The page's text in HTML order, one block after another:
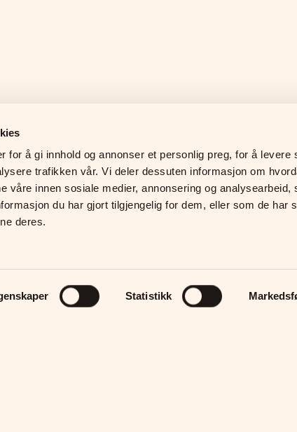
for å gi innhold og annonser et personlig preg, for å levere
trafikken vår. Vi deler dessuten informasjon om
våre innen sosiale medier, annonsering og analysearbeid,
du har gjort tilgjengelig for dem, eller som de har
deres.
Statistikk